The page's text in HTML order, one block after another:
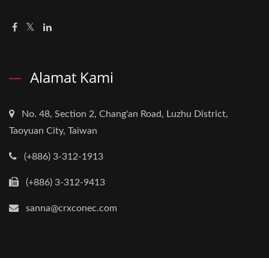
Alamat Kami
No. 48, Section 2, Chang'an Road, Luzhu District,
Taoyuan City, Taiwan
(+886) 3-312-1913
(+886) 3-312-9413
sanna@crxconec.com